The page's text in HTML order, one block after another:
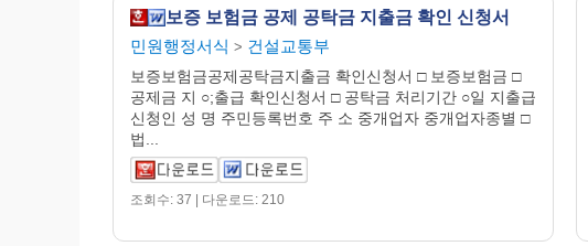
보증 보험금 공제 공탁금 지출금 확인 신청서
민원행정서식 > 건설교통부
보증보험금공제공탁금지출금 확인신청서 □ 보증보험금 □
공제금 지 ○;출급 확인신청서 □ 공탁금 처리기간 ○일 지출급
신청인 성 명 주민등록번호 주 소 중개업자 중개업자종별 □
법...
조회수: 37 | 다운로드: 210